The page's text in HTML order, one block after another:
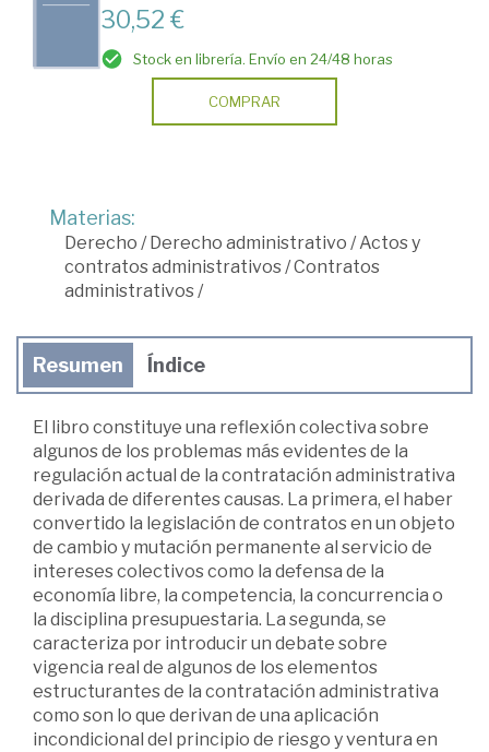
30,52 €
Stock en librería. Envío en 24/48 horas
COMPRAR
Materias:
Derecho / Derecho administrativo /Actos y
contratos administrativos/Contratos
administrativos/
Resumen Índice
El libro constituye una reflexión colectiva sobre
algunos de los problemas más evidentes de la
regulación actual de la contratación administrativa
derivada de diferentes causas. La primera, el haber
convertido la legislación de contratos en un objeto
de cambio y mutación permanente al servicio de
intereses colectivos como la defensa de la
economía libre, la competencia, la concurrencia o
la disciplina presupuestaria. La segunda, se
caracteriza por introducir un debate sobre
vigencia real de algunos de los elementos
estructurantes de la contratación administrativa
como son lo que derivan de una aplicación
incondicional del principio de riesgo y ventura en